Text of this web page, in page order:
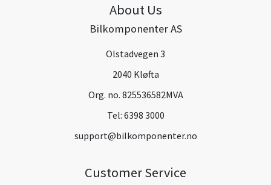
About Us
Bilkomponenter AS
Olstadvegen 3
2040 Kløfta
Org. no. 825536582MVA
Tel: 6398 3000
support@bilkomponenter.no
Customer Service